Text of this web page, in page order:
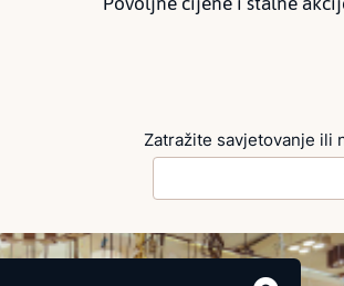
Zatražite savjetovanje ili